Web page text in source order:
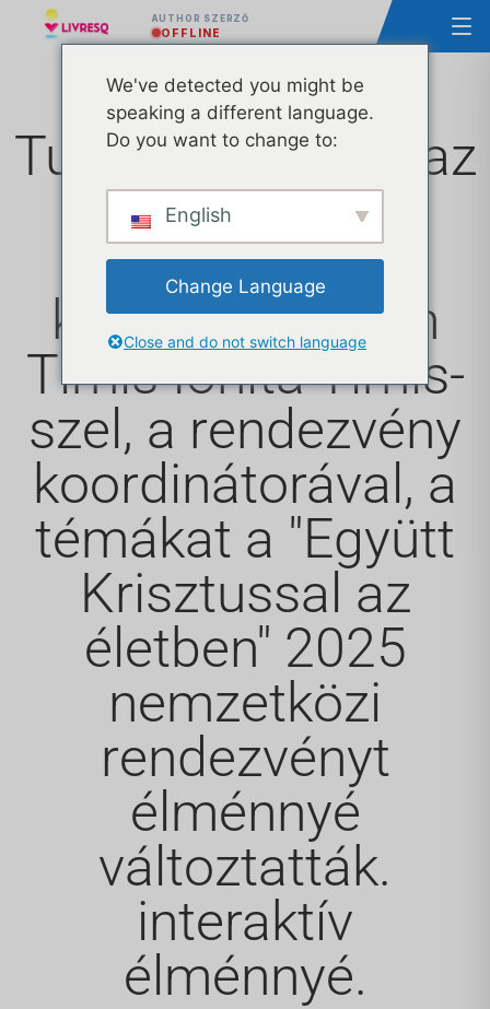
AUTHOR SZERZŐ
OFFLINE
Tudja meg, hogy az
LIVRESQ, Ionita
asszonnyal
közösen hogyan
Timis Ionita Timis-
szel, a rendezvény
koordinátorával, a
témákat a "Együtt
Krisztussal az
életben" 2025
nemzetközi
rendezvényt
élménnyé
változtatták.
interaktív
élménnyé.
We've detected you might be
speaking a different language.
Do you want to change to:
English
Change Language
Close and do not switch language